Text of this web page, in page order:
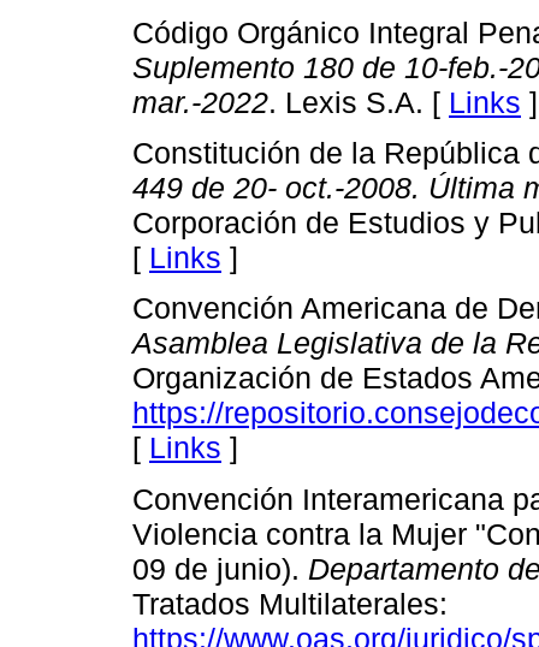
Código Orgánico Integral
Suplemento 180 de 10-feb.-
mar.-2022. Lexis S.A. [ Links ]
Constitución de la República
449 de 20- oct.-2008. Última
Corporación de Estudios y
[ Links ]
Convención Americana de
Asamblea Legislativa de la
Organización de Estados
https://
[ Links ]
Convención Interamericana
Violencia contra la Mujer
09 de junio). Departamento
Tratados Multilaterales:
https://www.oas.org/juridico/